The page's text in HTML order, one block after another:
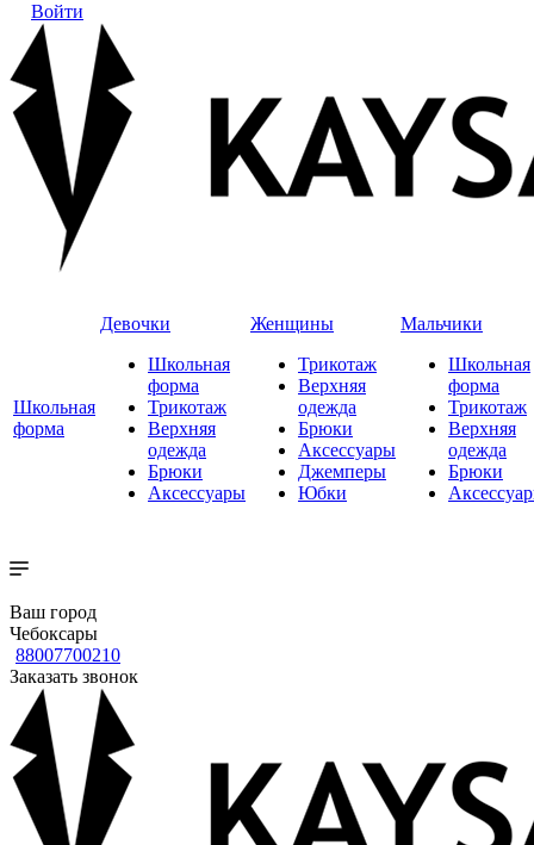
Войти
Школьная
форма
Девочки
Школьная
форма
Трикотаж
Верхняя
одежда
Брюки
Аксессуары
Женщины
Трикотаж
Верхняя
одежда
Брюки
Аксессуары
Джемперы
Юбки
Мальчики
Школьная
форма
Трикотаж
Верхняя
одежда
Брюки
Ваш город
Чебоксары
88007700210
Заказать звонок